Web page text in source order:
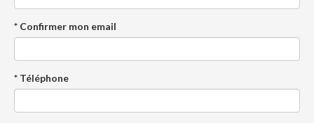
* Confirmer mon email
* Téléphone